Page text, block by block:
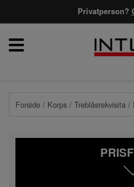
Privatperson?
Forside / Korps / Treblåsrekvisita /